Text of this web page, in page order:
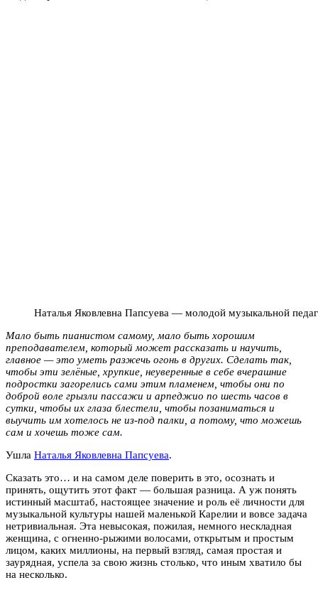
Наталья Яковлевна Папсуева — молодой музыкальной
Мало быть пианистом самому, мало быть хорошим
преподавателем, который может рассказать и научить,
главное — это уметь разжечь огонь в других. Сделать так,
чтобы эти зелёные, хрупкие, неуверенные в себе вчерашние
подростки загорелись сами этим пламенем, чтобы они по
доброй воле грызли пассажи и арпеджио по шесть часов в
сутки, чтобы их глаза блестели, чтобы позаниматься и
выучить им хотелось не из-под палки, а потому, что можешь
сам и хочешь тоже сам.
Ушла Наталья Яковлевна Папсуева.
Сказать это… и на самом деле поверить в это, осознать и
принять, ощутить этот факт — большая разница. А уж понять
истинный масштаб, настоящее значение и роль её личности для
музыкальной культуры нашей маленькой Карелии и вовсе задача
нетривиальная. Эта невысокая, пожилая, немного нескладная
женщина, с огненно-рыжими волосами, открытым и простым
лицом, каких миллионы, на первый взгляд, самая простая и
заурядная, успела за свою жизнь столько, что иным хватило бы
на несколько.